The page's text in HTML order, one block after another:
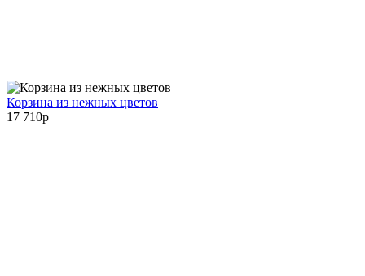
Корзина из нежных цветов
17 710p